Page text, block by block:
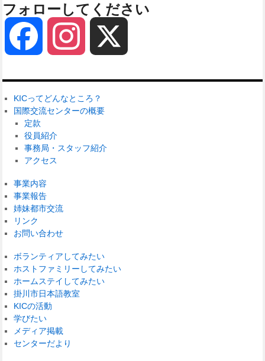
フォローしてください
Facebook Instagram
KICってどんなところ？
国際交流センターの概要
定款
役員紹介
事務局・スタッフ紹介
アクセス
事業内容
事業報告
姉妹都市交流
リンク
お問い合わせ
ボランティアしてみたい
ホストファミリーしてみたい
ホームステイしてみたい
掛川市日本語教室
KICの活動
学びたい
メディア掲載
センターだより